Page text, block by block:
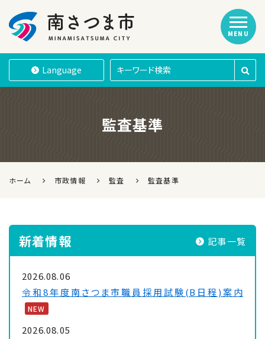
南さつま市
Language
MENU
監査基準
ホーム 市政情報 監査 監査基準
新着情報 記事一覧
2026.08.06
令和8年度南さつま市職員採用試験(B日程)案内
NEW
2026.08.05